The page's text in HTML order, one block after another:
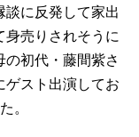
に反発して家出
身売りされそうに
初代・藤間紫さ
スト出演してお
。